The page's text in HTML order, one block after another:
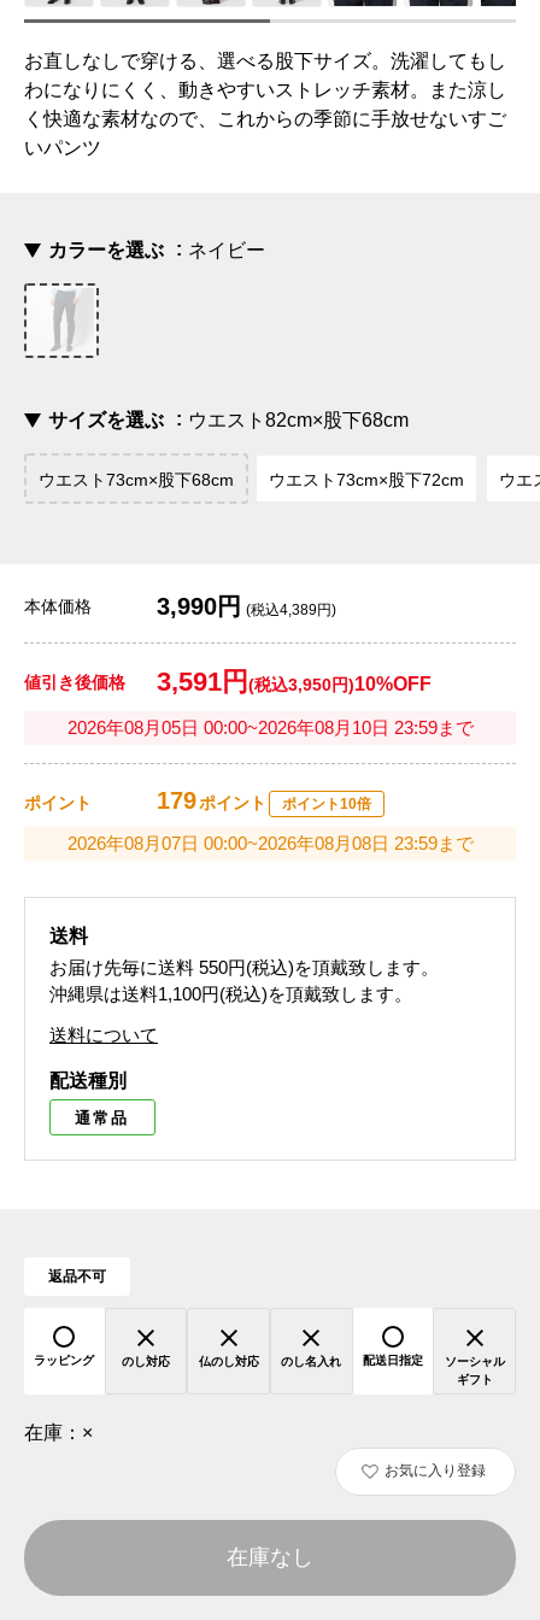
お直しなしで穿ける、選べる股下サイズ。洗濯してもし
わになりにくく、動きやすいストレッチ素材。また涼し
く快適な素材なので、これからの季節に手放せないすご
いパンツ
カラーを選ぶ ネイビー
サイズを選ぶ ウエスト82cm×股下68cm
ウエスト73cm×股下68cm ウエスト73cm×股下72cm ウエ
本体価格 3,990円 (税込4,389円)
値引き後価格 3,591円 (税込3,950円)10%OFF
2026年08月05日 00:00~2026年08月10日 23:59まで
ポイント 179ポイント ポイント10倍
2026年08月07日 00:00~2026年08月08日 23:59まで
送料
お届け先毎に送料 550円(税込)を頂戴致します。
沖縄県は送料1,100円(税込)を頂戴致します。
送料について
配送種別
通常品
返品不可
ラッピング のし対応 仏のし対応 のし名入れ 配送日指定
ソーシャル
ギフト
在庫： ×
お気に入り登録
在庫なし